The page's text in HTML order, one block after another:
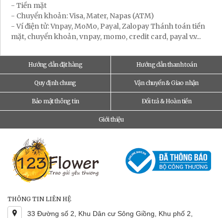
- Tiền mặt
- Chuyển khoản: Visa, Mater, Napas (ATM)
- Ví điện tử: Vnpay, MoMo, Payal, Zalopay Thánh toán tiền
mặt, chuyển khoản, vnpay, momo, credit card, payal v.v...
Hướng dẫn đặt hàng Hướng dẫn thanh toán
Quy định chung Vận chuyển & Giao nhận
Bảo mật thông tin Đổi trả & Hoàn tiền
Giới thiệu
THÔNG TIN LIÊN HỆ
33 Đường số 2, Khu Dân cư Sông Giồng, Khu phố 2,